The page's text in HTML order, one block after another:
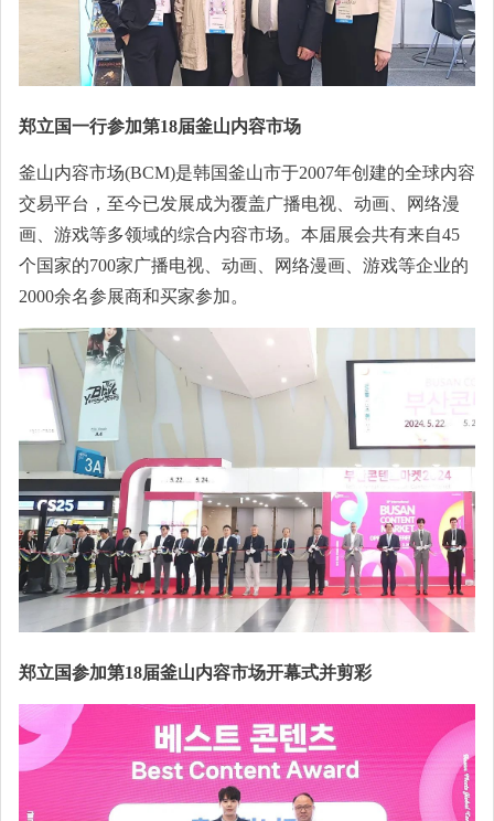
郑立国一行参加第18届釜山内容市场
釜山内容市场(BCM)是韩国釜山市于2007年创建的全球内容
交易平台，至今已发展成为覆盖广播电视、动画、网络漫
画、游戏等多领域的综合内容市场。本届展会共有来自45
个国家的700家广播电视、动画、网络漫画、游戏等企业的
2000余名参展商和买家参加。
郑立国参加第18届釜山内容市场开幕式并剪彩